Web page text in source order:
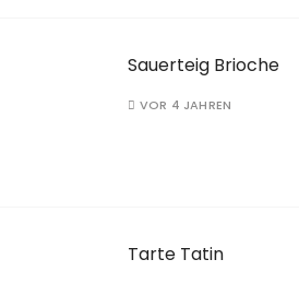
Sauerteig Brioche
VOR 4 JAHREN
Tarte Tatin